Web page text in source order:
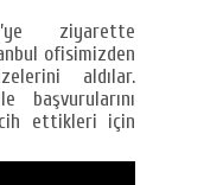
ziyarette
ofisimizden
aldılar.
ettikleri için